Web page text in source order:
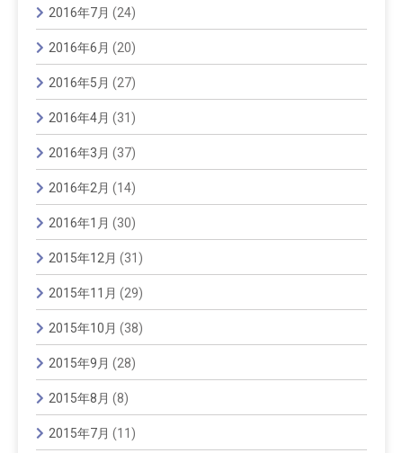
2016年7月 (24)
2016年6月 (20)
2016年5月 (27)
2016年4月 (31)
2016年3月 (37)
2016年2月 (14)
2016年1月 (30)
2015年12月 (31)
2015年11月 (29)
2015年10月 (38)
2015年9月 (28)
2015年8月 (8)
2015年7月 (11)